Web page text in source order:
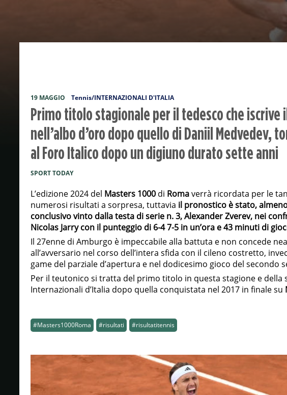
19 MAGGIO Tennis/INTERNAZIONALI D'ITALIA
Primo titolo stagionale per il tedesco che iscrive
nell’albo d’oro dopo quello di Daniil Medvedev,
al Foro Italico dopo un digiuno durato sette anni
SPORT TODAY
L’edizione 2024 del Masters 1000di Romaverrà ricordata per le
numerosi risultati a sorpresa, tuttavia il pronostico è stato,
conclusivo vinto dalla testa di serie n. 3, Alexander Zverev, nei
Nicolas Jarry con il punteggio di 6-4 7-5 in un’ora e 43 minuti di
Il 27enne di Amburgo è impeccabile alla battuta e non concede
all’avversario nel corso dell’intera sfida con il cileno costretto,
game del parziale d’apertura e nel dodicesimo gioco del secondo
Per il teutonico si tratta del primo titolo in questa stagione e della
Internazionali d’Italia dopo quella conquistata nel 2017 in finale su
#Masters1000Roma #risultati #risultatitennis